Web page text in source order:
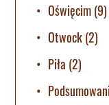
Oświęcim(9)
Otwock(2)
Piła (2)